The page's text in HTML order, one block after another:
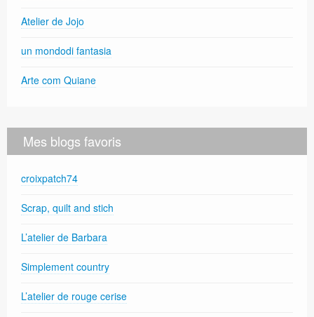
Atelier de Jojo
un mondodi fantasia
Arte com Quiane
Mes blogs favoris
croixpatch74
Scrap, quilt and stich
L’atelier de Barbara
Simplement country
L’atelier de rouge cerise